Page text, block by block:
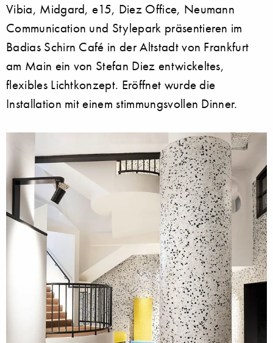
Vibia, Midgard, e15, Diez Office, Neumann
Communication und Stylepark präsentieren im
Badias Schirn Café in der Altstadt von Frankfurt
am Main ein von Stefan Diez entwickeltes,
flexibles Lichtkonzept. Eröffnet wurde die
Installation mit einem stimmungsvollen Dinner.